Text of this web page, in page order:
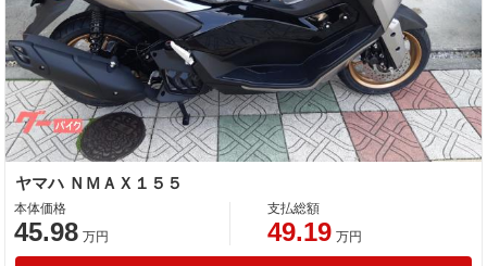
ヤマハ ＮＭＡＸ１５５
本体価格
45.98 万円
支払総額
49.19 万円